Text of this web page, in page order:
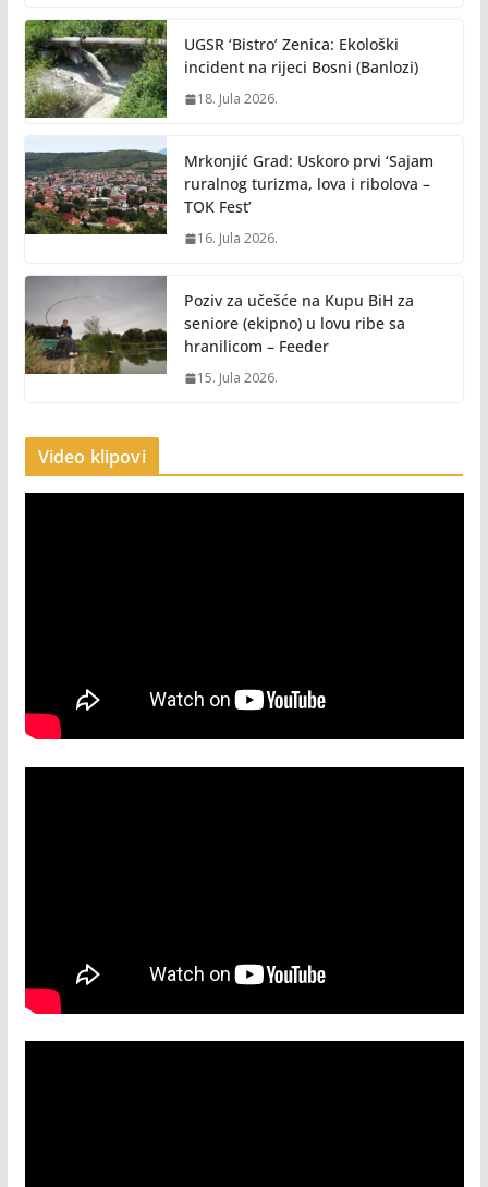
UGSR ‘Bistro’ Zenica: Ekološki
incident na rijeci Bosni (Banlozi)
18. Jula 2026.
Mrkonjić Grad: Uskoro prvi ‘Sajam
ruralnog turizma, lova i ribolova –
TOK Fest’
16. Jula 2026.
Poziv za učešće na Kupu BiH za
seniore (ekipno) u lovu ribe sa
hranilicom – Feeder
15. Jula 2026.
Video klipovi